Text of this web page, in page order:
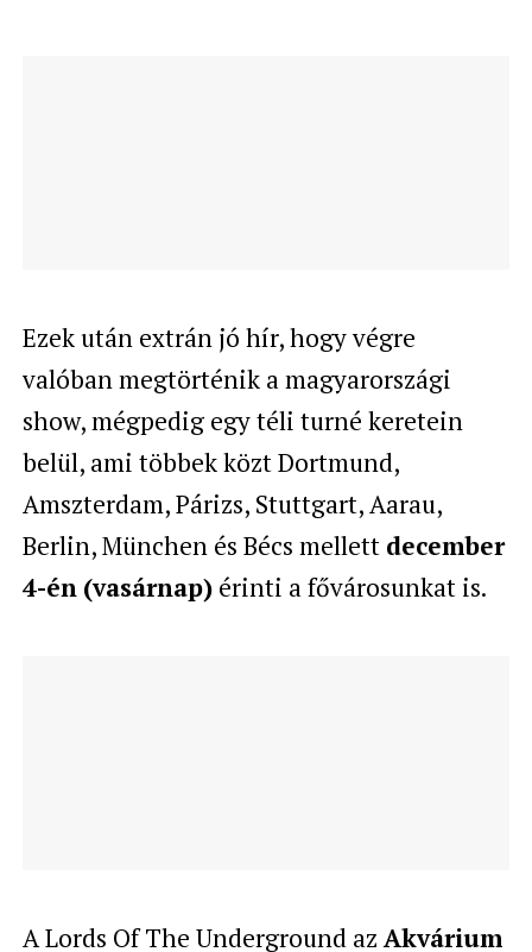
Ezek után extrán jó hír, hogy végre
valóban megtörténik a magyarországi
show, mégpedig egy téli turné keretein
belül, ami többek közt Dortmund,
Amszterdam, Párizs, Stuttgart, Aarau,
Berlin, München és Bécs mellett december
4-én (vasárnap)érinti a fővárosunkat is.
A Lords Of The Underground azAkvárium